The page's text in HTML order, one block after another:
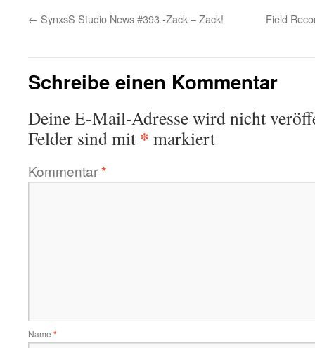
← SynxsS Studio News #393 -Zack – Zack! Field
Schreibe einen Kommentar
Deine E-Mail-Adresse wird nicht
Felder sind mit * markiert
Kommentar*
Name *